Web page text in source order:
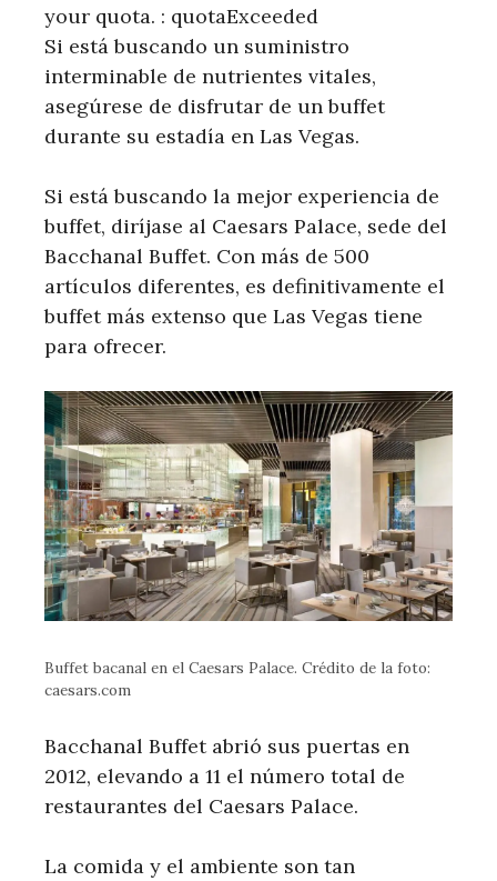
your quota. : quotaExceeded
Si está buscando un suministro
interminable de nutrientes vitales,
asegúrese de disfrutar de un buffet
durante su estadía en Las Vegas.
Si está buscando la mejor experiencia de
buffet, diríjase al Caesars Palace, sede del
Bacchanal Buffet. Con más de 500
artículos diferentes, es definitivamente el
buffet más extenso que Las Vegas tiene
para ofrecer.
Buffet bacanal en el Caesars Palace. Crédito de la foto:
caesars.com
Bacchanal Buffet abrió sus puertas en
2012, elevando a 11 el número total de
restaurantes del Caesars Palace.
La comida y el ambiente son tan